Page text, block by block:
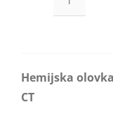
Hemijska
Purple
Hemijska
CT